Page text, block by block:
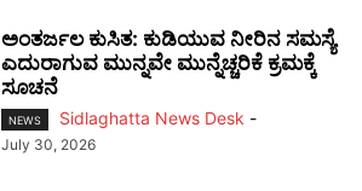
ಅಂತರ್ಜಲ ಕುಸಿತ: ಕುಡಿಯುವ ನೀರಿನ ಸಮಸ್ಯೆ
ಎದುರಾಗುವ ಮುನ್ನವೇ ಮುನ್ನೆಚ್ಚರಿಕೆ ಕ್ರಮಕ್ಕೆ
ಸೂಚನೆ
NEWS Sidlaghatta News Desk -
July 30, 2026